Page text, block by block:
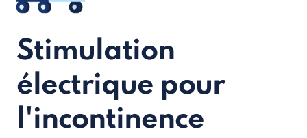
Stimulation
électrique pour
l'incontinence